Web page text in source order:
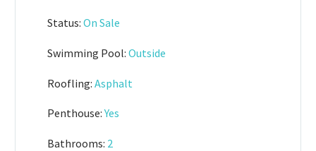
Status: On Sale
Swimming Pool: Outside
Roofling: Asphalt
Penthouse: Yes
Bathrooms: 2